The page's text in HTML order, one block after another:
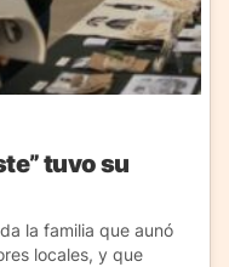
tuvo su
la familia que aunó
locales, y que